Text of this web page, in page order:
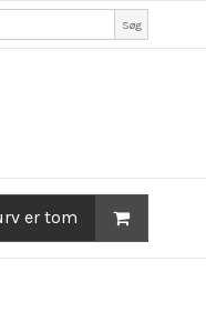
Søg
er tom